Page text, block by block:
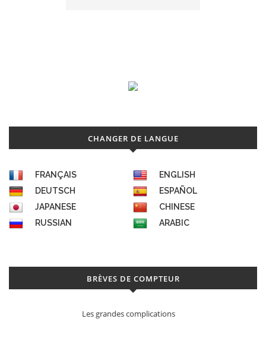
CHANGER DE LANGUE
FRANÇAIS
ENGLISH
DEUTSCH
ESPAÑOL
JAPANESE
CHINESE
RUSSIAN
ARABIC
BRÈVES DE COMPTEUR
Déconstruction Parmigiani Fleurier